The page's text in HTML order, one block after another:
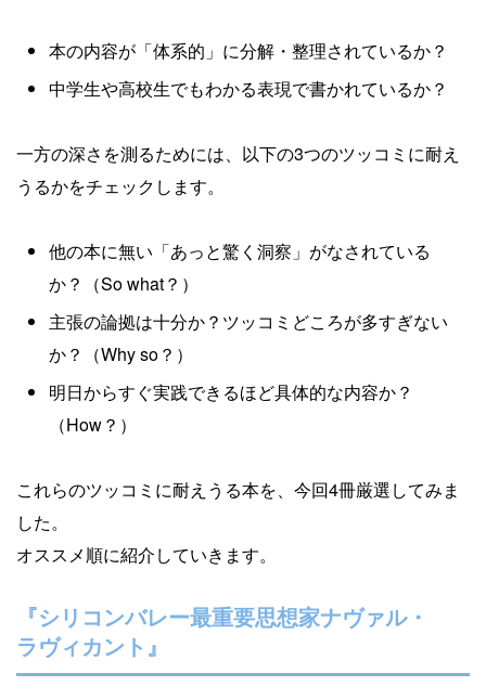
本の内容が「体系的」に分解・整理されているか？
中学生や高校生でもわかる表現で書かれているか？
一方の深さを測るためには、以下の3つのツッコミに耐え
うるかをチェックします。
他の本に無い「あっと驚く洞察」がなされている
か？（So what？）
主張の論拠は十分か？ツッコミどころが多すぎない
か？（Why so？）
明日からすぐ実践できるほど具体的な内容か？
（How？）
これらのツッコミに耐えうる本を、今回4冊厳選してみま
した。
オススメ順に紹介していきます。
『シリコンバレー最重要思想家ナヴァル・
ラヴィカント』